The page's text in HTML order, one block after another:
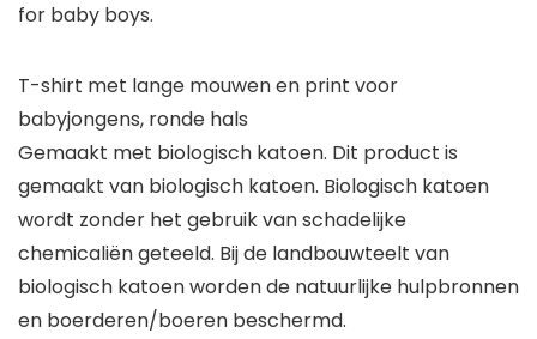
for baby boys.
T-shirt met lange mouwen en print voor
babyjongens, ronde hals
Gemaakt met biologisch katoen. Dit product is
gemaakt van biologisch katoen. Biologisch katoen
wordt zonder het gebruik van schadelijke
chemicaliën geteeld. Bij de landbouwteelt van
biologisch katoen worden de natuurlijke hulpbronnen
en boerderen/boeren beschermd.